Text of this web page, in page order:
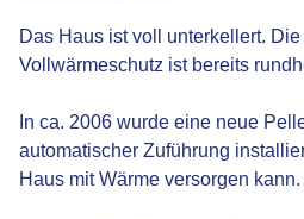
Das Haus ist voll unterkellert.
Vollwärmeschutz ist bereits
In ca. 2006 wurde eine neue
automatischer Zuführung
Haus mit Wärme versorgen kann.